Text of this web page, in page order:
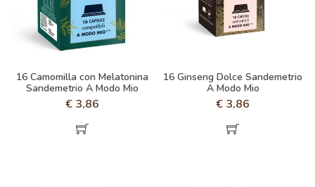
16 Camomilla con Melatonina
Sandemetrio A Modo Mio
€ 3,86
16 Ginseng Dolce Sandemetrio
A Modo Mio
€ 3,86